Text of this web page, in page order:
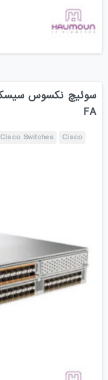
FA
Cisco
Cisco Switches